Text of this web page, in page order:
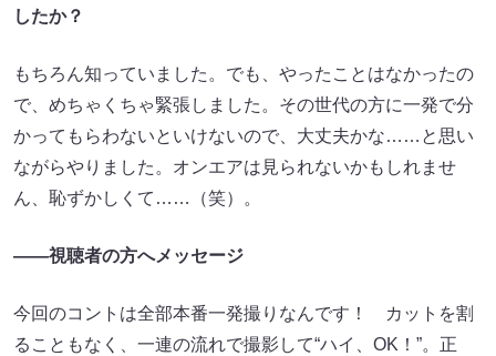
したか？
もちろん知っていました。でも、やったことはなかったの
で、めちゃくちゃ緊張しました。その世代の方に一発で分
かってもらわないといけないので、大丈夫かな……と思い
ながらやりました。オンエアは見られないかもしれませ
ん、恥ずかしくて……（笑）。
――視聴者の方へメッセージ
今回のコントは全部本番一発撮りなんです！ カットを割
ることもなく、一連の流れで撮影して“ハイ、OK！”。正